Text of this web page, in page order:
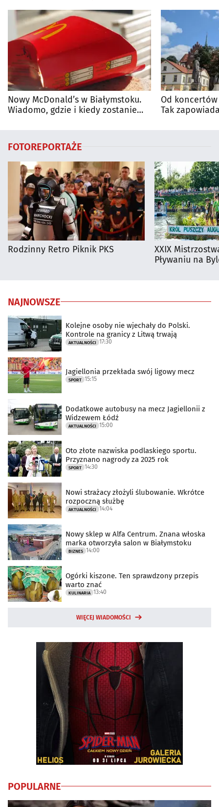
Nowy McDonald’s w Białymstoku.
Wiadomo, gdzie i kiedy zostanie
Od
Tak
FOTOREPORTAŻE
Rodzinny Retro Piknik PKS
XXIX
Pływaniu na
NAJNOWSZE
Kolejne osoby nie wjechały do Polski.
Kontrole na granicy z Litwą trwają
AKTUALNOŚCI 17:30
Jagiellonia przekłada swój ligowy mecz
SPORT 15:15
Dodatkowe autobusy na mecz Jagiellonii z
Widzewem Łódź
AKTUALNOŚCI 15:00
Oto złote nazwiska podlaskiego sportu.
Przyznano nagrody za 2025 rok
SPORT 14:30
Nowi strażacy złożyli ślubowanie. Wkrótce
rozpoczną służbę
AKTUALNOŚCI 14:04
Nowy sklep w Alfa Centrum. Znana włoska
marka otworzyła salon w Białymstoku
BIZNES 14:00
Ogórki kiszone. Ten sprawdzony przepis
warto znać
KULINARIA 13:40
WIĘCEJ WIADOMOŚCI
POPULARNE